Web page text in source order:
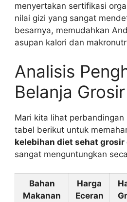
menyertakan sertifikasi
nilai gizi yang sangat
besarnya, memudahkan
asupan kalori dan
Analisis
Belanja Grosir
Mari kita lihat perbandingan
tabel berikut untuk
kelebihan diet sehat
sangat menguntungkan
Bahan
Makanan
Harga
Eceran